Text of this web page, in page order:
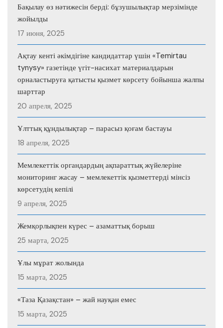
Бақылау өз нәтижесін берді: бұзушылықтар мерзімінде
жойылды
17 июня, 2025
Ақтау кенті әкімдігіне кандидаттар үшін «Temirtau
tynysy» газетінде үгіт-насихат материалдарын
орналастыруға қатысты қызмет көрсету бойынша жалпы
шарттар
20 апреля, 2025
Ұлттық құндылықтар – парасыз қоғам бастауы
18 апреля, 2025
Мемлекеттік органдардың ақпараттық жүйелеріне
мониторинг жасау – мемлекеттік қызметтерді мінсіз
көрсетудің кепілі
9 апреля, 2025
Жемқорлықпен күрес – азаматтық борыш
25 марта, 2025
Ұлы мұрат жолында
15 марта, 2025
«Таза Қазақстан» – жай науқан емес
15 марта, 2025